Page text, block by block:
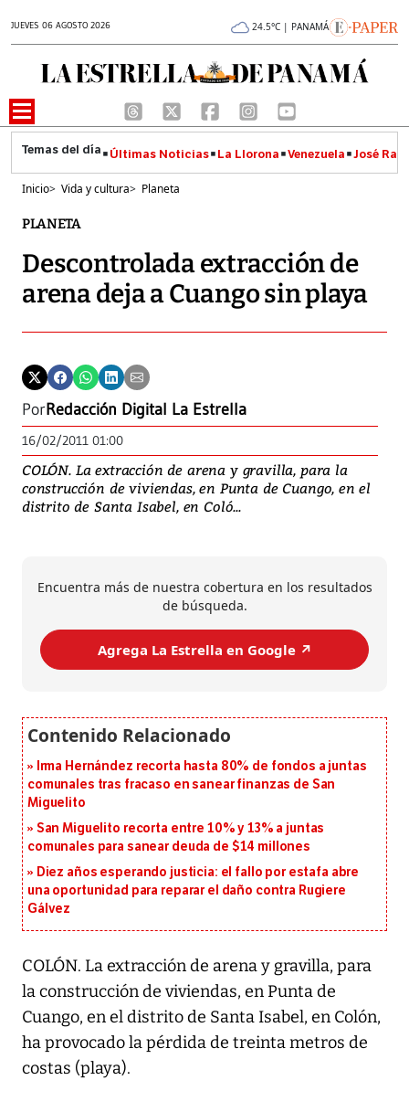
JUEVES 06 AGOSTO 2026 24.5°C | PANAMÁ
Últimas Noticias La Llorona Venezuela José
Inicio> Vida y cultura> Planeta
PLANETA
Descontrolada extracción de
arena deja a Cuango sin playa
PorRedacción Digital La Estrella
16/02/2011 01:00
COLÓN. La extracción de arena y gravilla, para la
construcción de viviendas, en Punta de Cuango, en el
distrito de Santa Isabel, en Coló...
Encuentra más de nuestra cobertura en los resultados
de búsqueda.
Agrega La Estrella en Google ↗️
Irma Hernández recorta hasta 80% de fondos a juntas
comunales tras fracaso en sanear finanzas de San
Miguelito
San Miguelito recorta entre 10% y 13% a juntas
comunales para sanear deuda de $14 millones
Diez años esperando justicia: el fallo por estafa abre
una oportunidad para reparar el daño contra Rugiere
Gálvez
COLÓN. La extracción de arena y gravilla, para
la construcción de viviendas, en Punta de
Cuango, en el distrito de Santa Isabel, en Colón,
ha provocado la pérdida de treinta metros de
costas (playa).